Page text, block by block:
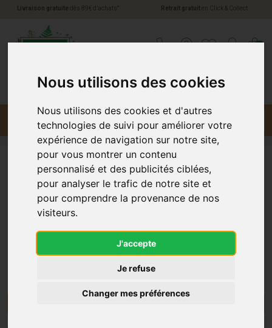
Nous utilisons des cookies
Nous utilisons des cookies et d'autres
technologies de suivi pour améliorer votre
expérience de navigation sur notre site,
pour vous montrer un contenu
personnalisé et des publicités ciblées,
pour analyser le trafic de notre site et
pour comprendre la provenance de nos
visiteurs.
J'accepte
Je refuse
Changer mes préférences
Livraison gratuite dès 89€ d’achats * Retrait gratuiten Click & Collect
Menu Promotions
Longimpex